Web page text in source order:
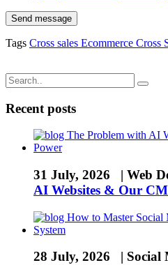
Send message
Tags Cross sales Ecommerce Cross
Recent posts
31 July, 2026 | Web
AI Websites & Our
28 July, 2026 | Social